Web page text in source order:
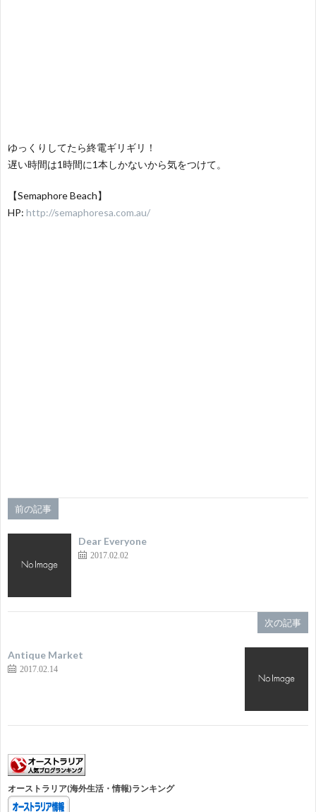
ゆっくりしてたら終電ギリギリ！
遅い時間は1時間に1本しかないから気をつけて。
【Semaphore Beach】
HP: http://semaphoresa.com.au/
前の記事
Dear Everyone
2017.02.02
次の記事
Antique Market
2017.02.14
オーストラリア(海外生活・情報)ランキング